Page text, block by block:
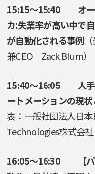
15:15〜15:40 オー
カ:失業率が高い中で
が自動化される事例
兼CEO Zack Blum）
15:40〜16:05 人手
ートメーションの現
表：一般社団法人日
Technologies株式会社
16:05〜16:30 【パ